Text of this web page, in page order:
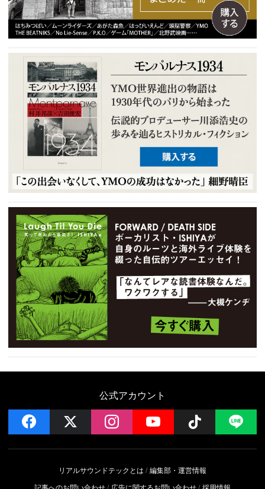
公式アカウント
facebook instagramYouTube Follow
リアルサウンドテックとは
編集部・運営情報
記事へのお問い合わせ
広告に関するお問い合わせ 採用情報